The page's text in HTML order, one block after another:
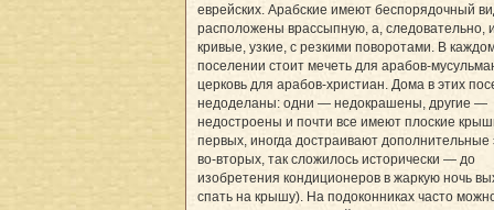
еврейских. Арабские имеют беспорядочный
расположены врассыпную, а, следовательно,
кривые, узкие, с резкими поворотами. В
поселении стоит мечеть для арабов-
церковь для арабов-христиан. Дома в этих
недоделаны: одни — недокрашены, другие —
недостроены и почти все имеют плоские
первых, иногда достраивают дополнительные
во-вторых, так сложилось исторически — до
изобретения кондиционеров в жаркую ночь
спать на крышу). На подоконниках часто